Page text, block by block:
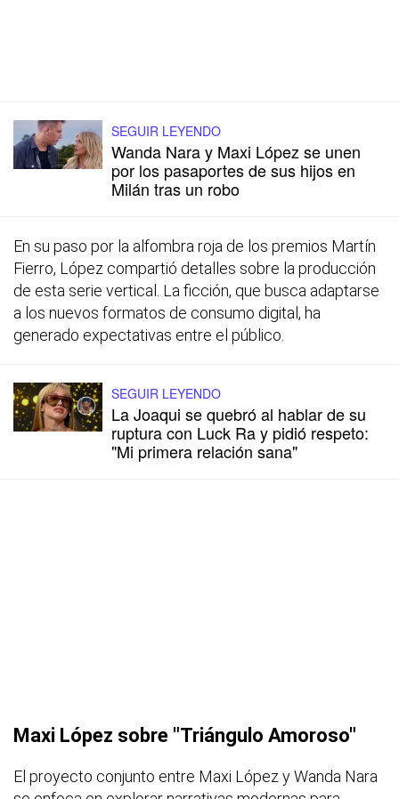
SEGUIR LEYENDO
Wanda Nara y Maxi López se unen
por los pasaportes de sus hijos en
Milán tras un robo
En su paso por la alfombra roja de los premios Martín
Fierro, López compartió detalles sobre la producción
de esta serie vertical. La ficción, que busca adaptarse
a los nuevos formatos de consumo digital, ha
generado expectativas entre el público.
SEGUIR LEYENDO
La Joaqui se quebró al hablar de su
ruptura con Luck Ra y pidió respeto:
"Mi primera relación sana"
Maxi López sobre "Triángulo Amoroso"
El proyecto conjunto entre Maxi López y Wanda Nara